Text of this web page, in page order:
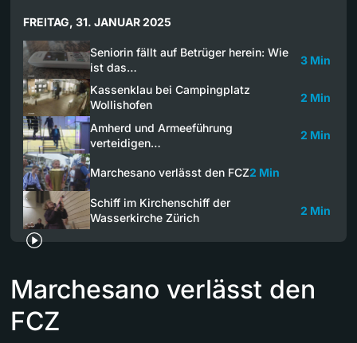
FREITAG, 31. JANUAR 2025
Seniorin fällt auf Betrüger herein: Wie
ist das…
3 Min
Kassenklau bei Campingplatz
Wollishofen
2 Min
Amherd und Armeeführung
verteidigen…
2 Min
Marchesano verlässt den FCZ2 Min
Schiff im Kirchenschiff der
Wasserkirche Zürich
2 Min
Marchesano verlässt den
FCZ